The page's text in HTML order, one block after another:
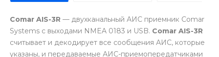
Comar AIS-3R — двухканальный АИС приемник Comar
Systems с выходами NMEA 0183 и USB. Comar AIS-3R
считывает и декодирует все сообщения АИС, которые
указаны, и передаваемые АИС-приемопередатчиками